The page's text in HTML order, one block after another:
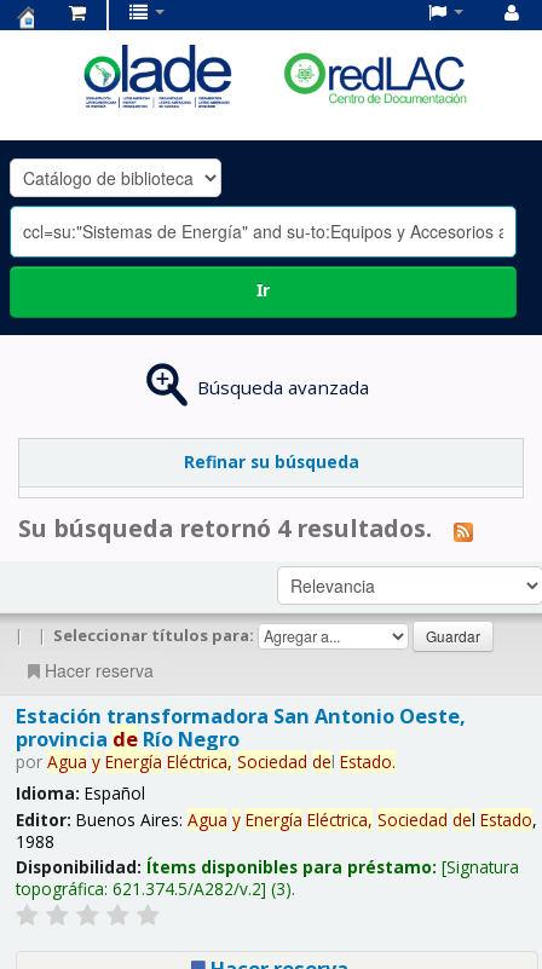
OLADE
-
Ir
Búsqueda avanzada
Refinar su búsqueda
Su búsqueda retornó 4 resultados.
| | Seleccionar títulos para:
Hacer reserva
Estación transformadora San Antonio Oeste,
provincia deRío Negro
por Agua y Energía Eléctrica, Sociedad del Estado.
Idioma: Español
Editor: Buenos Aires: Agua y Energía Eléctrica, Sociedad del Estado,
1988
Disponibilidad: Ítems disponibles para préstamo: Signatura
topográfica: 621.374.5/A282/v.2 (3).